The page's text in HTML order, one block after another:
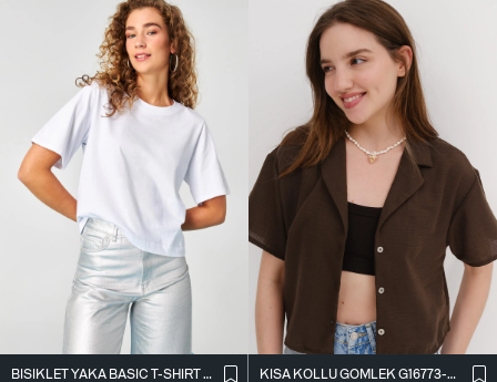
BISIKLET YAKA BASIC T-SHIRT P1002-E8
KISA KOLLU GÖMLEK G16773-Z8